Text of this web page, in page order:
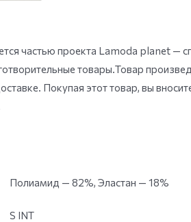
частью проекта Lamoda planet —
товары.Товар
Покупая этот товар, вы
Полиамид — 82%, Эластан — 18%
S INT